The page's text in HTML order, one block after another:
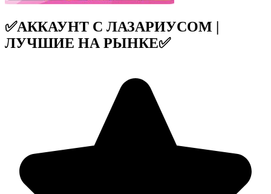
✅АККАУНТ С ЛАЗАРИУСОМ |
ЛУЧШИЕ НА РЫНКЕ✅